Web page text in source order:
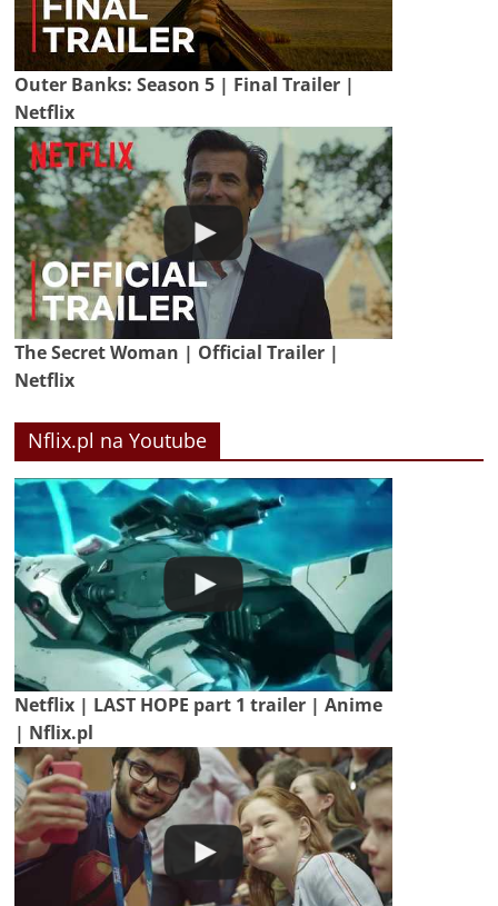
Outer Banks: Season 5 | Final Trailer |
Netflix
The Secret Woman | Official Trailer |
Netflix
Nflix.pl na Youtube
Netflix | LAST HOPE part 1 trailer | Anime
| Nflix.pl